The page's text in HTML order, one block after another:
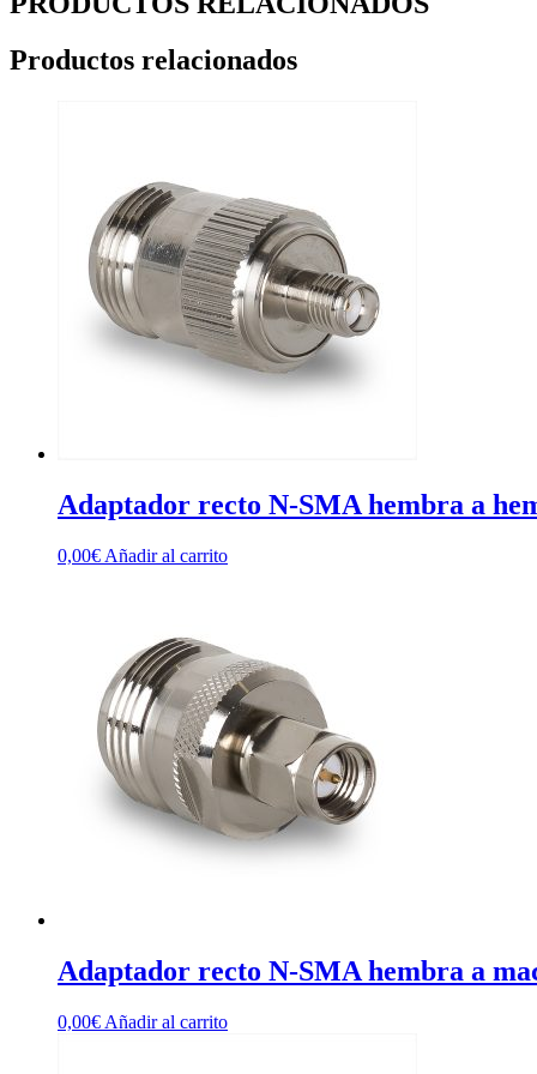
Productos relacionados
Adaptador recto N-SMA hembra a
0,00€ Añadir al carrito
Adaptador recto N-SMA hembra a
0,00€ Añadir al carrito